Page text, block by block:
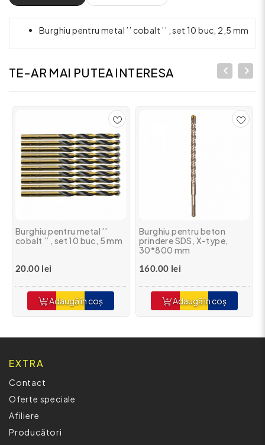
Burghiu pentru metal ’’ cobalt ’’ , set 10 buc, 2,5 mm
TE-AR MAI PUTEA INTERESA
Burghiu pentru metal ’’
cobalt ’’ , set 10 buc, 5 mm
20.00 lei
Adaugă în coș
Burghiu pentru beton
prindere SDS, X-type,
30*800 mm
160.00 lei
Adaugă în coș
EXTRA
Contact
Oferte speciale
Afiliere
Producători